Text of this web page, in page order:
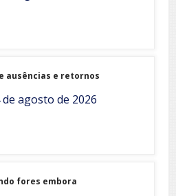
ausências e retornos
de agosto de 2026
fores embora